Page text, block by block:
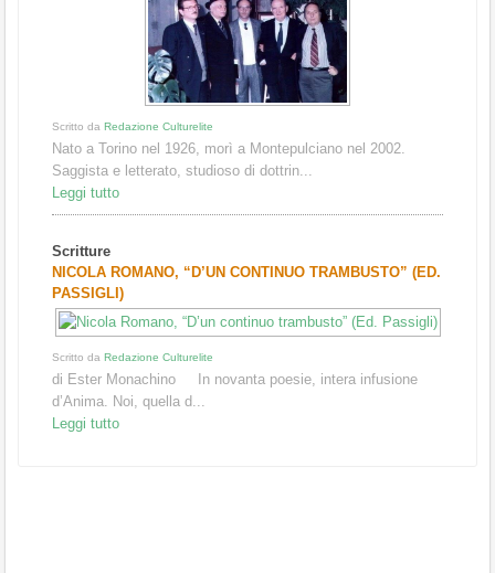
Scritto da Redazione Culturelite
Nato a Torino nel 1926, morì a Montepulciano nel 2002.
Saggista e letterato, stu­dioso di dottrin...
Leggi tutto
Scritture
NICOLA ROMANO, “D’UN CONTINUO TRAMBUSTO” (ED.
PASSIGLI)
Scritto da Redazione Culturelite
di Ester Monachino In novanta poesie, intera infusione
d’Anima. Noi, quella d...
Leggi tutto